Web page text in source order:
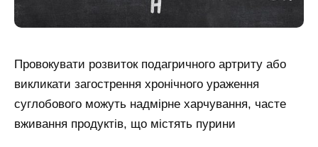
Провокувати розвиток подагричного артриту або
викликати загострення хронічного ураження
суглобового можуть надмірне харчування, часте
вживання продуктів, що містять пурини